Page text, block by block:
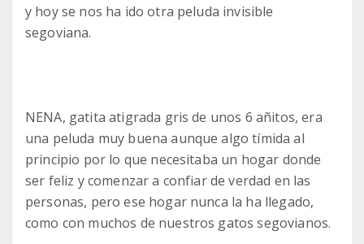
y hoy se nos ha ido otra peluda invisible
segoviana.
NENA, gatita atigrada gris de unos 6 añitos, era
una peluda muy buena aunque algo tímida al
principio por lo que necesitaba un hogar donde
ser feliz y comenzar a confiar de verdad en las
personas, pero ese hogar nunca la ha llegado,
como con muchos de nuestros gatos segovianos.